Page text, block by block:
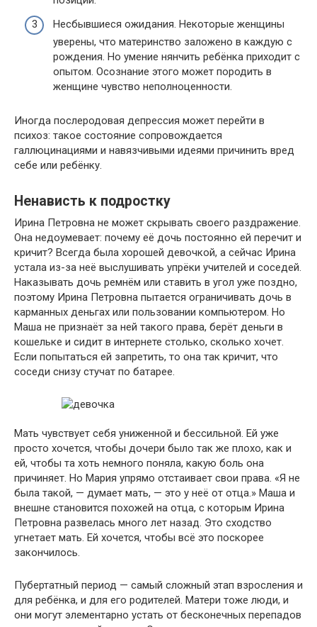
Несбывшиеся ожидания. Некоторые женщины
уверены, что материнство заложено в каждую с
рождения. Но умение нянчить ребёнка приходит с
опытом. Осознание этого может породить в
женщине чувство неполноценности.
Иногда послеродовая депрессия может перейти в
психоз: такое состояние сопровождается
галлюцинациями и навязчивыми идеями причинить вред
себе или ребёнку.
Ненависть к подростку
Ирина Петровна не может скрывать своего раздражение.
Она недоумевает: почему её дочь постоянно ей перечит и
кричит? Всегда была хорошей девочкой, а сейчас Ирина
устала из-за неё выслушивать упрёки учителей и соседей.
Наказывать дочь ремнём или ставить в угол уже поздно,
поэтому Ирина Петровна пытается ограничивать дочь в
карманных деньгах или пользовании компьютером. Но
Маша не признаёт за ней такого права, берёт деньги в
кошельке и сидит в интернете столько, сколько хочет.
Если попытаться ей запретить, то она так кричит, что
соседи снизу стучат по батарее.
Мать чувствует себя униженной и бессильной. Ей уже
просто хочется, чтобы дочери было так же плохо, как и
ей, чтобы та хоть немного поняла, какую боль она
причиняет. Но Мария упрямо отстаивает свои права. «Я не
была такой, — думает мать, — это у неё от отца.» Маша и
внешне становится похожей на отца, с которым Ирина
Петровна развелась много лет назад. Это сходство
угнетает мать. Ей хочется, чтобы всё это поскорее
закончилось.
Пубертатный период — самый сложный этап взросления и
для ребёнка, и для его родителей. Матери тоже люди, и
они могут элементарно устать от бесконечных перепадов